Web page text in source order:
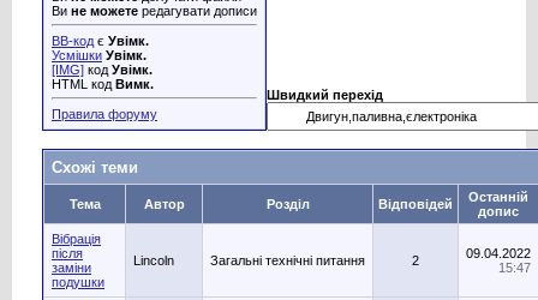
Ви не можете редагувати дописи
BB-код є Увімк.
Усмішки Увімк.
[IMG] код Увімк.
HTML код Вимк.
Правила форуму
Швидкий перехід
Схожі теми
Тема Автор Розділ Відповідей
Останній
допис
Вібрація
після
заміни
подушки
Lincoln Загальні технічні питання 2
09.04.2022
15:47